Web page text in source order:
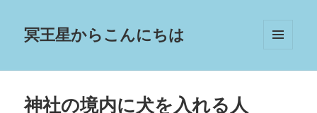
冥王星からこんにちは
ーとウ
神社の境内に犬を入れる人